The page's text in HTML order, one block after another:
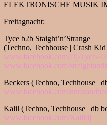
ELEKTRONISCHE MUSIK
Freitagnacht:
Tyce b2b Staight’n’Strange
(Techno, Techhouse | Crash
www.facebook.com/Dj-Tyce-
www.facebook.com/
Beckers (Techno, Techhouse |
www.facebook.com/
Kalil (Techno, Techhouse | db
www.facebook.com/Kalildj